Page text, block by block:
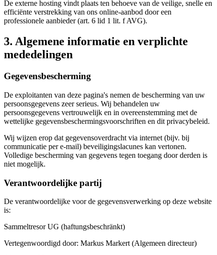
De externe hosting vindt plaats ten behoeve van de veilige, snelle en
efficiënte verstrekking van ons online-aanbod door een
professionele aanbieder (art. 6 lid 1 lit. f AVG).
3. Algemene informatie en verplichte
mededelingen
Gegevensbescherming
De exploitanten van deze pagina's nemen de bescherming van uw
persoonsgegevens zeer serieus. Wij behandelen uw
persoonsgegevens vertrouwelijk en in overeenstemming met de
wettelijke gegevensbeschermingsvoorschriften en dit privacybeleid.
Wij wijzen erop dat gegevensoverdracht via internet (bijv. bij
communicatie per e-mail) beveiligingslacunes kan vertonen.
Volledige bescherming van gegevens tegen toegang door derden is
niet mogelijk.
Verantwoordelijke partij
De verantwoordelijke voor de gegevensverwerking op deze website
is:
Sammeltresor UG (haftungsbeschränkt)
Vertegenwoordigd door: Markus Markert (Algemeen directeur)